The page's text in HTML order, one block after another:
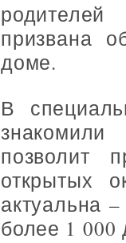
призвана
доме.
В
позволит
открытых
актуальна
более 1 000